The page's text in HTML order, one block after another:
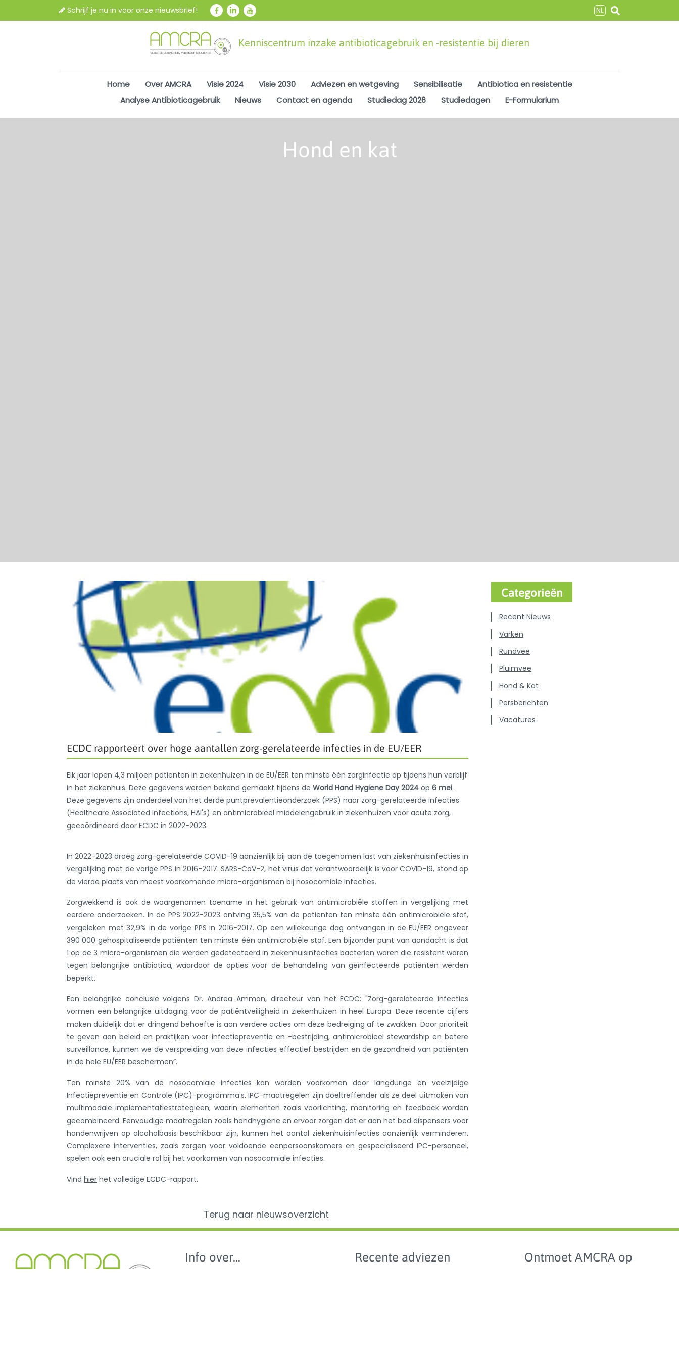
Schrijf je nu in voor onze nieuwsbrief! NL
Kenniscentrum inzake antibioticagebruik en -resistentie bij dieren
Home Over AMCRA Visie 2024 Visie 2030 Adviezen en wetgeving Sensibilisatie
Antibiotica en resistentie
Analyse Antibioticagebruik
Nieuws Contact en agenda Studiedag 2026 Studiedagen E-Formularium
Hond en kat
ECDC rapporteert over hoge aantallen zorg-gerelateerde infecties in de EU/EER
Elk jaar lopen 4,3 miljoen patiënten in ziekenhuizen in de EU/EER ten minste één zorginfectie op tijdens hun verblijf
in het ziekenhuis. Deze gegevens werden bekend gemaakt tijdens de World Hand Hygiene Day 2024 op 6 mei.
Deze gegevens zijn onderdeel van het derde puntprevalentieonderzoek (PPS) naar zorg-gerelateerde infecties
(Healthcare Associated Infections, HAI's) en antimicrobieel middelengebruik in ziekenhuizen voor acute zorg,
gecoördineerd door ECDC in 2022-2023.
In 2022-2023 droeg zorg-gerelateerde COVID-19 aanzienlijk bij aan de toegenomen last van ziekenhuisinfecties in
vergelijking met de vorige PPS in 2016-2017. SARS-CoV-2, het virus dat verantwoordelijk is voor COVID-19, stond op
de vierde plaats van meest voorkomende micro-organismen bij nosocomiale infecties.
Zorgwekkend is ook de waargenomen toename in het gebruik van antimicrobiële stoffen in vergelijking met
eerdere onderzoeken. In de PPS 2022-2023 ontving 35,5% van de patiënten ten minste één antimicrobiële stof,
vergeleken met 32,9% in de vorige PPS in 2016-2017. Op een willekeurige dag ontvangen in de EU/EER ongeveer
390 000 gehospitaliseerde patiënten ten minste één antimicrobiële stof. Een bijzonder punt van aandacht is dat
1 op de 3 micro-organismen die werden gedetecteerd in ziekenhuisinfecties bacteriën waren die resistent waren
tegen belangrijke antibiotica, waardoor de opties voor de behandeling van geïnfecteerde patiënten werden
beperkt.
Een belangrijke conclusie volgens Dr. Andrea Ammon, directeur van het ECDC: "Zorg-gerelateerde infecties
vormen een belangrijke uitdaging voor de patiëntveiligheid in ziekenhuizen in heel Europa. Deze recente cijfers
maken duidelijk dat er dringend behoefte is aan verdere acties om deze bedreiging af te zwakken. Door prioriteit
te geven aan beleid en praktijken voor infectiepreventie en -bestrijding, antimicrobieel stewardship en betere
surveillance, kunnen we de verspreiding van deze infecties effectief bestrijden en de gezondheid van patiënten
in de hele EU/EER beschermen”.
Ten minste 20% van de nosocomiale infecties kan worden voorkomen door langdurige en veelzijdige
Infectiepreventie en Controle (IPC)-programma's. IPC-maatregelen zijn doeltreffender als ze deel uitmaken van
multimodale implementatiestrategieën, waarin elementen zoals voorlichting, monitoring en feedback worden
gecombineerd. Eenvoudige maatregelen zoals handhygiëne en ervoor zorgen dat er aan het bed dispensers voor
handenwrijven op alcoholbasis beschikbaar zijn, kunnen het aantal ziekenhuisinfecties aanzienlijk verminderen.
Complexere interventies, zoals zorgen voor voldoende eenpersoonskamers en gespecialiseerd IPC-personeel,
spelen ook een cruciale rol bij het voorkomen van nosocomiale infecties.
Vind hier het volledige ECDC-rapport.
Terug naar nieuwsoverzicht
Categorieën
Recent Nieuws
Varken
Rundvee
Pluimvee
Hond & Kat
Persberichten
Vacatures
Info over... Recente adviezen Ontmoet AMCRA op